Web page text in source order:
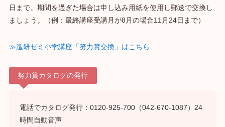
日まで。期間を過ぎた場合は申し込み用紙を使用し郵送で交換し
ましょう。（例：最終講座受講月が8月の場合11月24日まで）
≫進研ゼミ小学講座「努力賞交換」はこちら
努力賞カタログの発行
電話でカタログ発行：0120-925-700（042-670-1087）24
時間自動音声